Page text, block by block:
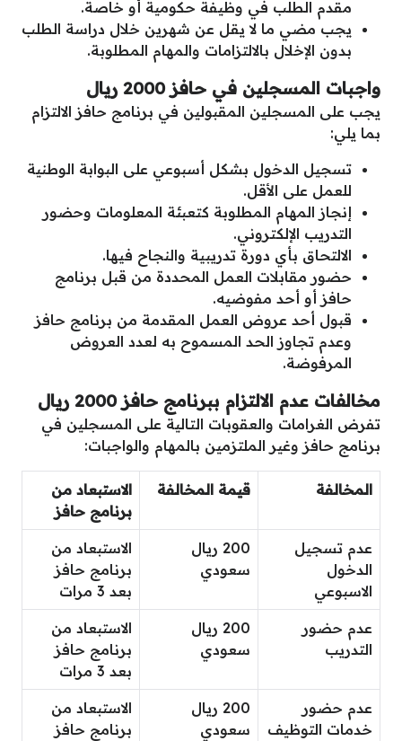
مقدم الطلب في وظيفة حكومية أو خاصة.
يجب مضي ما لا يقل عن شهرين خلال دراسة الطلب
بدون الإخلال بالالتزامات والمهام المطلوبة.
واجبات المسجلين في حافز 2000 ريال
يجب على المسجلين المقبولين في برنامج حافز الالتزام
بما يلي:
تسجيل الدخول بشكل أسبوعي على البوابة الوطنية
للعمل على الأقل.
إنجاز المهام المطلوبة كتعبئة المعلومات وحضور
التدريب الإلكتروني.
الالتحاق بأي دورة تدريبية والنجاح فيها.
حضور مقابلات العمل المحددة من قبل برنامج
حافز أو أحد مفوضيه.
قبول أحد عروض العمل المقدمة من برنامج حافز
وعدم تجاوز الحد المسموح به لعدد العروض
المرفوضة.
مخالفات عدم الالتزام ببرنامج حافز 2000 ريال
تفرض الغرامات والعقوبات التالية على المسجلين في
برنامج حافز وغير الملتزمين بالمهام والواجبات:
المخالفة قيمة المخالفة
الاستبعاد من
برنامج حافز
عدم تسجيل
الدخول
الاسبوعي
200 ريال
سعودي
الاستبعاد من
برنامج حافز
بعد 3 مرات
عدم حضور
التدريب
200 ريال
سعودي
الاستبعاد من
برنامج حافز
بعد 3 مرات
عدم حضور
خدمات التوظيف
200 ريال
سعودي
الاستبعاد من
برنامج حافز